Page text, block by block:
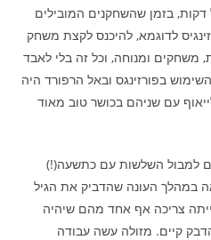
בזמן שהשחקנים המובילים
לדוגמא, להיכנס לקצת משחק
משחקים ומנוחה, וכל זה בלי לאבד
בפורזינגס ובאל הרפורד היה
עם שניהם בכושר טוב מאוד
למבול השלשות עם כתשעה(!)
במהלך העונה שהדביק את הגיל
צריכה אף אחד מהם שיהיה
קיים. מזולה עשה עבודה